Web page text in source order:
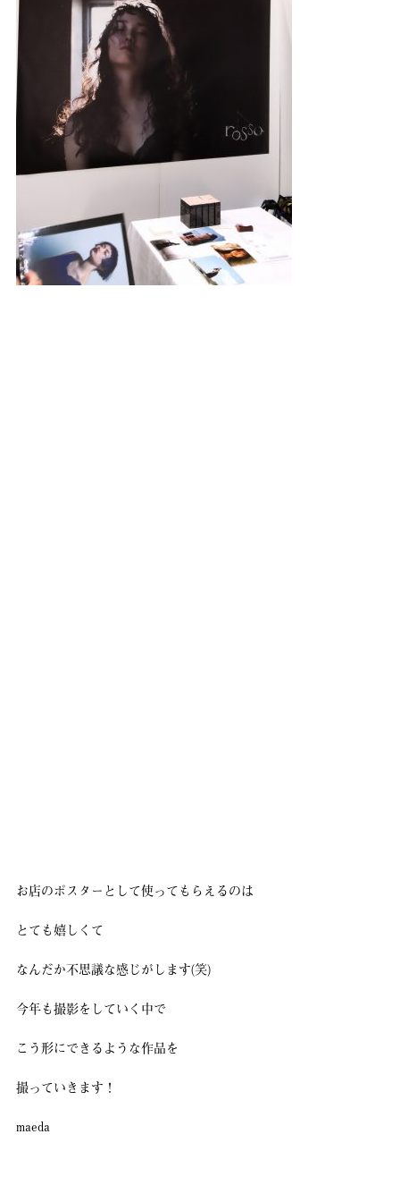
お店のポスターとして使ってもらえるのは
とても嬉しくて
なんだか不思議な感じがします(笑)
今年も撮影をしていく中で
こう形にできるような作品を
撮っていきます！
maeda